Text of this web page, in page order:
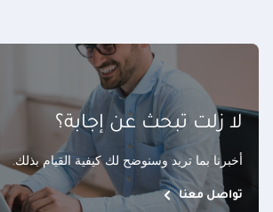
لا زلت تبحث عن إجابة؟
أخبرنا بما تريد وسنوضح لك كيفية القيام بذلك.
تواصل معنا